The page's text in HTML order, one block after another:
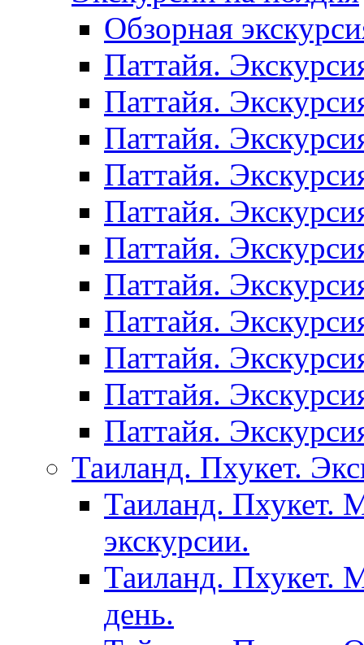
Обзорная
Паттайя.
Паттайя.
Паттайя.
Паттайя.
Паттайя.
Паттайя.
Паттайя.
Паттайя.
Паттайя.
Паттайя.
Паттайя.
Таиланд. Пхукет.
Таиланд. Пхукет.
экскурсии.
Таиланд. Пхукет.
день.